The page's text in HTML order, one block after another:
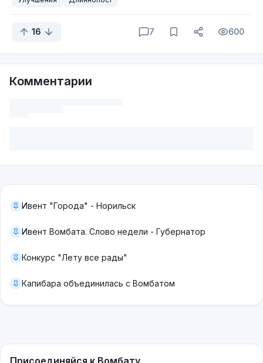
16 7 600
Комментарии
Ивент "Города" - Норильск
Ивент Вомбата. Слово недели - Губернатор
Конкурс "Лету все рады"
Капибара объединилась с Вомбатом
Присоединяйся к Вомбату